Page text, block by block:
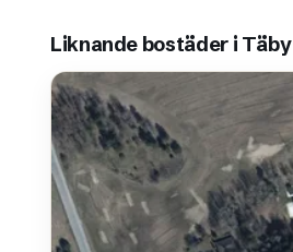
Liknande bostäder i Täby